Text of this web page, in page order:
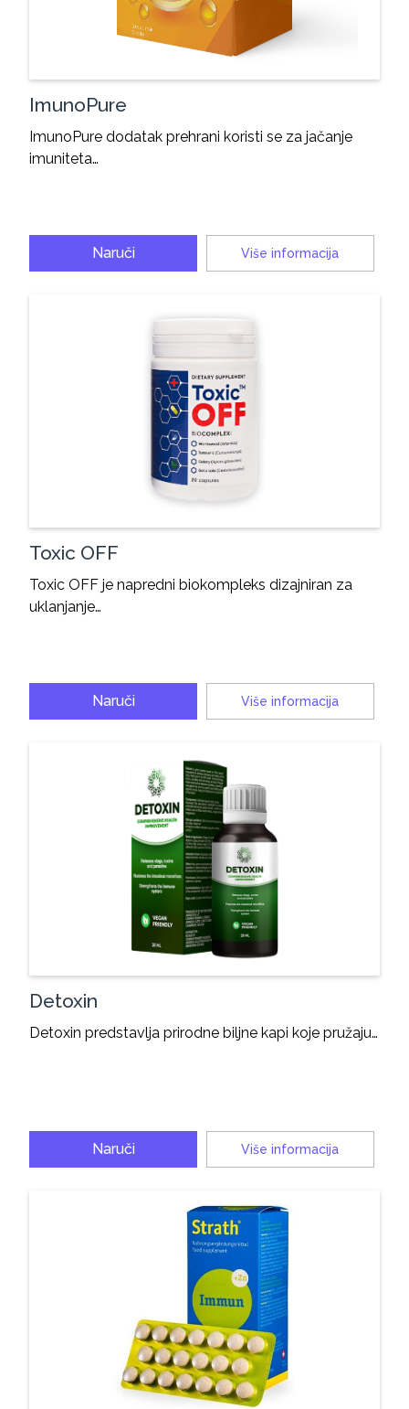
ImunoPure
ImunoPure dodatak prehrani koristi se za jačanje
imuniteta…
Naruči Više informacija
Toxic OFF
Toxic OFF je napredni biokompleks dizajniran za
uklanjanje…
Naruči Više informacija
Detoxin
Detoxin predstavlja prirodne biljne kapi koje pružaju…
Naruči Više informacija